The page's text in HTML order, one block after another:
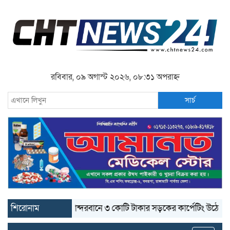
রবিবার, ০৯ অগাস্ট ২০২৬, ০৮:৩১ অপরাহ্ন
সার্চ
শিরোনাম বান্দরবানে ৩ কোটি টাকার সড়কের কার্পেটিং উঠে যাচ্ছে